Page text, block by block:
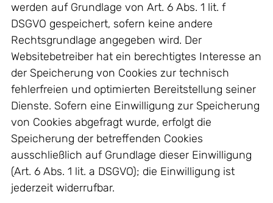
werden auf Grundlage von Art. 6 Abs. 1 lit. f
DSGVO gespeichert, sofern keine andere
Rechtsgrundlage angegeben wird. Der
Websitebetreiber hat ein berechtigtes Interesse an
der Speicherung von Cookies zur technisch
fehlerfreien und optimierten Bereitstellung seiner
Dienste. Sofern eine Einwilligung zur Speicherung
von Cookies abgefragt wurde, erfolgt die
Speicherung der betreffenden Cookies
ausschließlich auf Grundlage dieser Einwilligung
(Art. 6 Abs. 1 lit. a DSGVO); die Einwilligung ist
jederzeit widerrufbar.